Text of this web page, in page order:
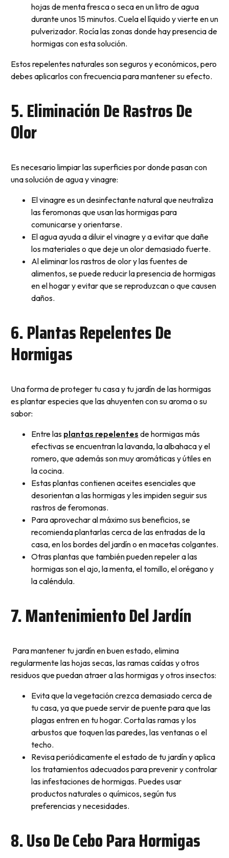
hojas de menta fresca o seca en un litro de agua
durante unos 15 minutos. Cuela el líquido y vierte en un
pulverizador. Rocía las zonas donde hay presencia de
hormigas con esta solución.
Estos repelentes naturales son seguros y económicos, pero
debes aplicarlos con frecuencia para mantener su efecto.
5. Eliminación De Rastros De
Olor
Es necesario limpiar las superficies por donde pasan con
una solución de agua y vinagre:
El vinagre es un desinfectante natural que neutraliza
las feromonas que usan las hormigas para
comunicarse y orientarse.
El agua ayuda a diluir el vinagre y a evitar que dañe
los materiales o que deje un olor demasiado fuerte.
Al eliminar los rastros de olor y las fuentes de
alimentos, se puede reducir la presencia de hormigas
en el hogar y evitar que se reproduzcan o que causen
daños.
6. Plantas Repelentes De
Hormigas
Una forma de proteger tu casa y tu jardín de las hormigas
es plantar especies que las ahuyenten con su aroma o su
sabor:
Entre las plantas repelentes de hormigas más
efectivas se encuentran la lavanda, la albahaca y el
romero, que además son muy aromáticas y útiles en
la cocina.
Estas plantas contienen aceites esenciales que
desorientan a las hormigas y les impiden seguir sus
rastros de feromonas.
Para aprovechar al máximo sus beneficios, se
recomienda plantarlas cerca de las entradas de la
casa, en los bordes del jardín o en macetas colgantes.
Otras plantas que también pueden repeler a las
hormigas son el ajo, la menta, el tomillo, el orégano y
la caléndula.
7. Mantenimiento Del Jardín
Para mantener tu jardín en buen estado, elimina
regularmente las hojas secas, las ramas caídas y otros
residuos que puedan atraer a las hormigas y otros insectos:
Evita que la vegetación crezca demasiado cerca de
tu casa, ya que puede servir de puente para que las
plagas entren en tu hogar. Corta las ramas y los
arbustos que toquen las paredes, las ventanas o el
techo.
Revisa periódicamente el estado de tu jardín y aplica
los tratamientos adecuados para prevenir y controlar
las infestaciones de hormigas. Puedes usar
productos naturales o químicos, según tus
preferencias y necesidades.
8. Uso De Cebo Para Hormigas